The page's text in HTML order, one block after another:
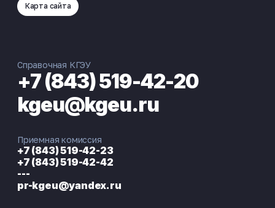
Карта сайта
Справочная КГЭУ
+7 (843) 519-42-20
kgeu@kgeu.ru
Приемная комиссия
+7 (843) 519-42-23
+7 (843) 519-42-42
---
pr-kgeu@yandex.ru